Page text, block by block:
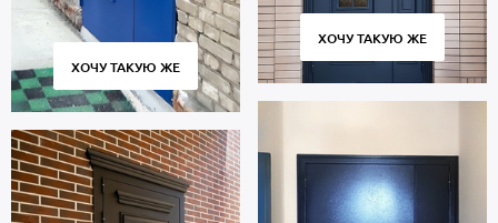
ХОЧУ ТАКУЮ ЖЕ
ХОЧУ ТАКУЮ ЖЕ